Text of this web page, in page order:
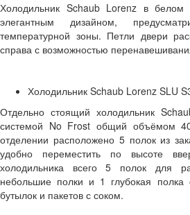
Холодильник Schaub Lorenz в белом
элегантным дизайном,
температурной зоны. Петли двери
справа с возможностью
Холодильник Schaub Lorenz SLU
Отдельно стоящий холодильник
системой No Frost общий объёмом
отделении расположено 5 полок из
удобно переместить по высоте
холодильника всего 5 полок для
небольшие полки и 1 глубокая
бутылок и пакетов с соком.